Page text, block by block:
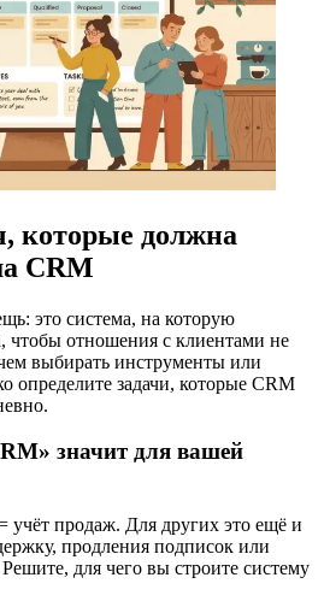
которые должна
CRM
это система, на которую
чтобы отношения с клиентами не
выбирать инструменты или
определите задачи, которые CRM
значит для вашей
учёт продаж. Для других это ещё и
продления подписок или
для чего вы строите систему